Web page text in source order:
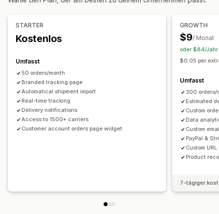
Verschiedene Versanddienstleister API
Analysen
Benachrichtigungen
Übersetzung
Benutzerdefinierte Benachrichtigungen
Automatisierungen
E-Mail-Benachrichtigungen
STARTER
Kostenlos
Umfasst
50 orders/month
Branded tracking page
Automatical shipment import
Real-time tracking
Delivery notifications
Access to 1500+ carriers
Customer account orders page widget
GROWTH
$9/ Monat
oder $84/Jahr
$0.05 per
Umfasst
300 orders/
Estimated
Custom
Data
Custom
PayPal &
Custom URL
Product
7-tägiger